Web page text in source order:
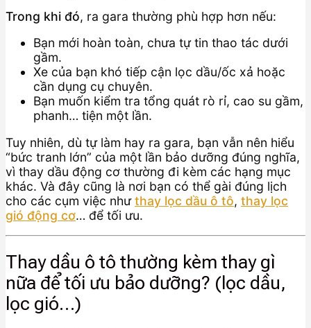
Trong khi đó, ra gara thường phù hợp hơn nếu:
Bạn mới hoàn toàn, chưa tự tin thao tác dưới
gầm.
Xe của bạn khó tiếp cận lọc dầu/ốc xả hoặc
cần dụng cụ chuyên.
Bạn muốn kiểm tra tổng quát rò rỉ, cao su gầm,
phanh… tiện một lần.
Tuy nhiên, dù tự làm hay ra gara, bạn vẫn nên hiểu
“bức tranh lớn” của một lần bảo dưỡng đúng nghĩa,
vì thay dầu động cơ thường đi kèm các hạng mục
khác. Và đây cũng là nơi bạn có thể gài đúng lịch
cho các cụm việc nhưthay lọc dầu ô tô, thay lọc
gió động cơ… để tối ưu.
Thay dầu ô tô thường kèm thay gì
nữa để tối ưu bảo dưỡng? (lọc dầu,
lọc gió…)